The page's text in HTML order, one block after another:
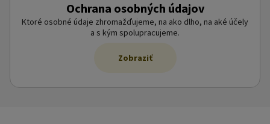
Ochrana osobných údajov
Ktoré osobné údaje zhromažďujeme, na ako dlho, na aké účely
a s kým spolupracujeme.
Zobraziť